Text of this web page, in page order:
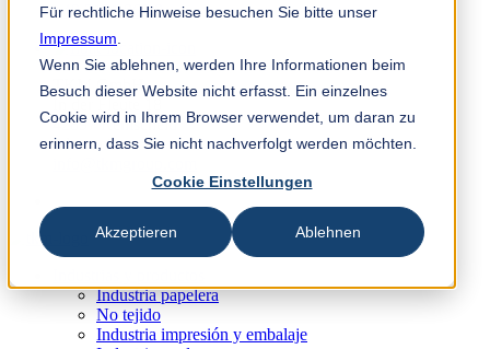
Für rechtliche Hinweise besuchen Sie bitte unser
Impressum
Wenn Sie ablehnen, werden Ihre Informationen beim
Besuch dieser Website nicht erfasst. Ein einzelnes
Cookie wird in Ihrem Browser verwendet, um daran zu
erinnern, dass Sie nicht nachverfolgt werden möchten.
Cookie Einstellungen
Akzeptieren Ablehnen
+49 2191 969 0
TKM GmbH
42897 Remscheid
Alemania
Industria papelera
No tejido
Industria impresión y embalaje